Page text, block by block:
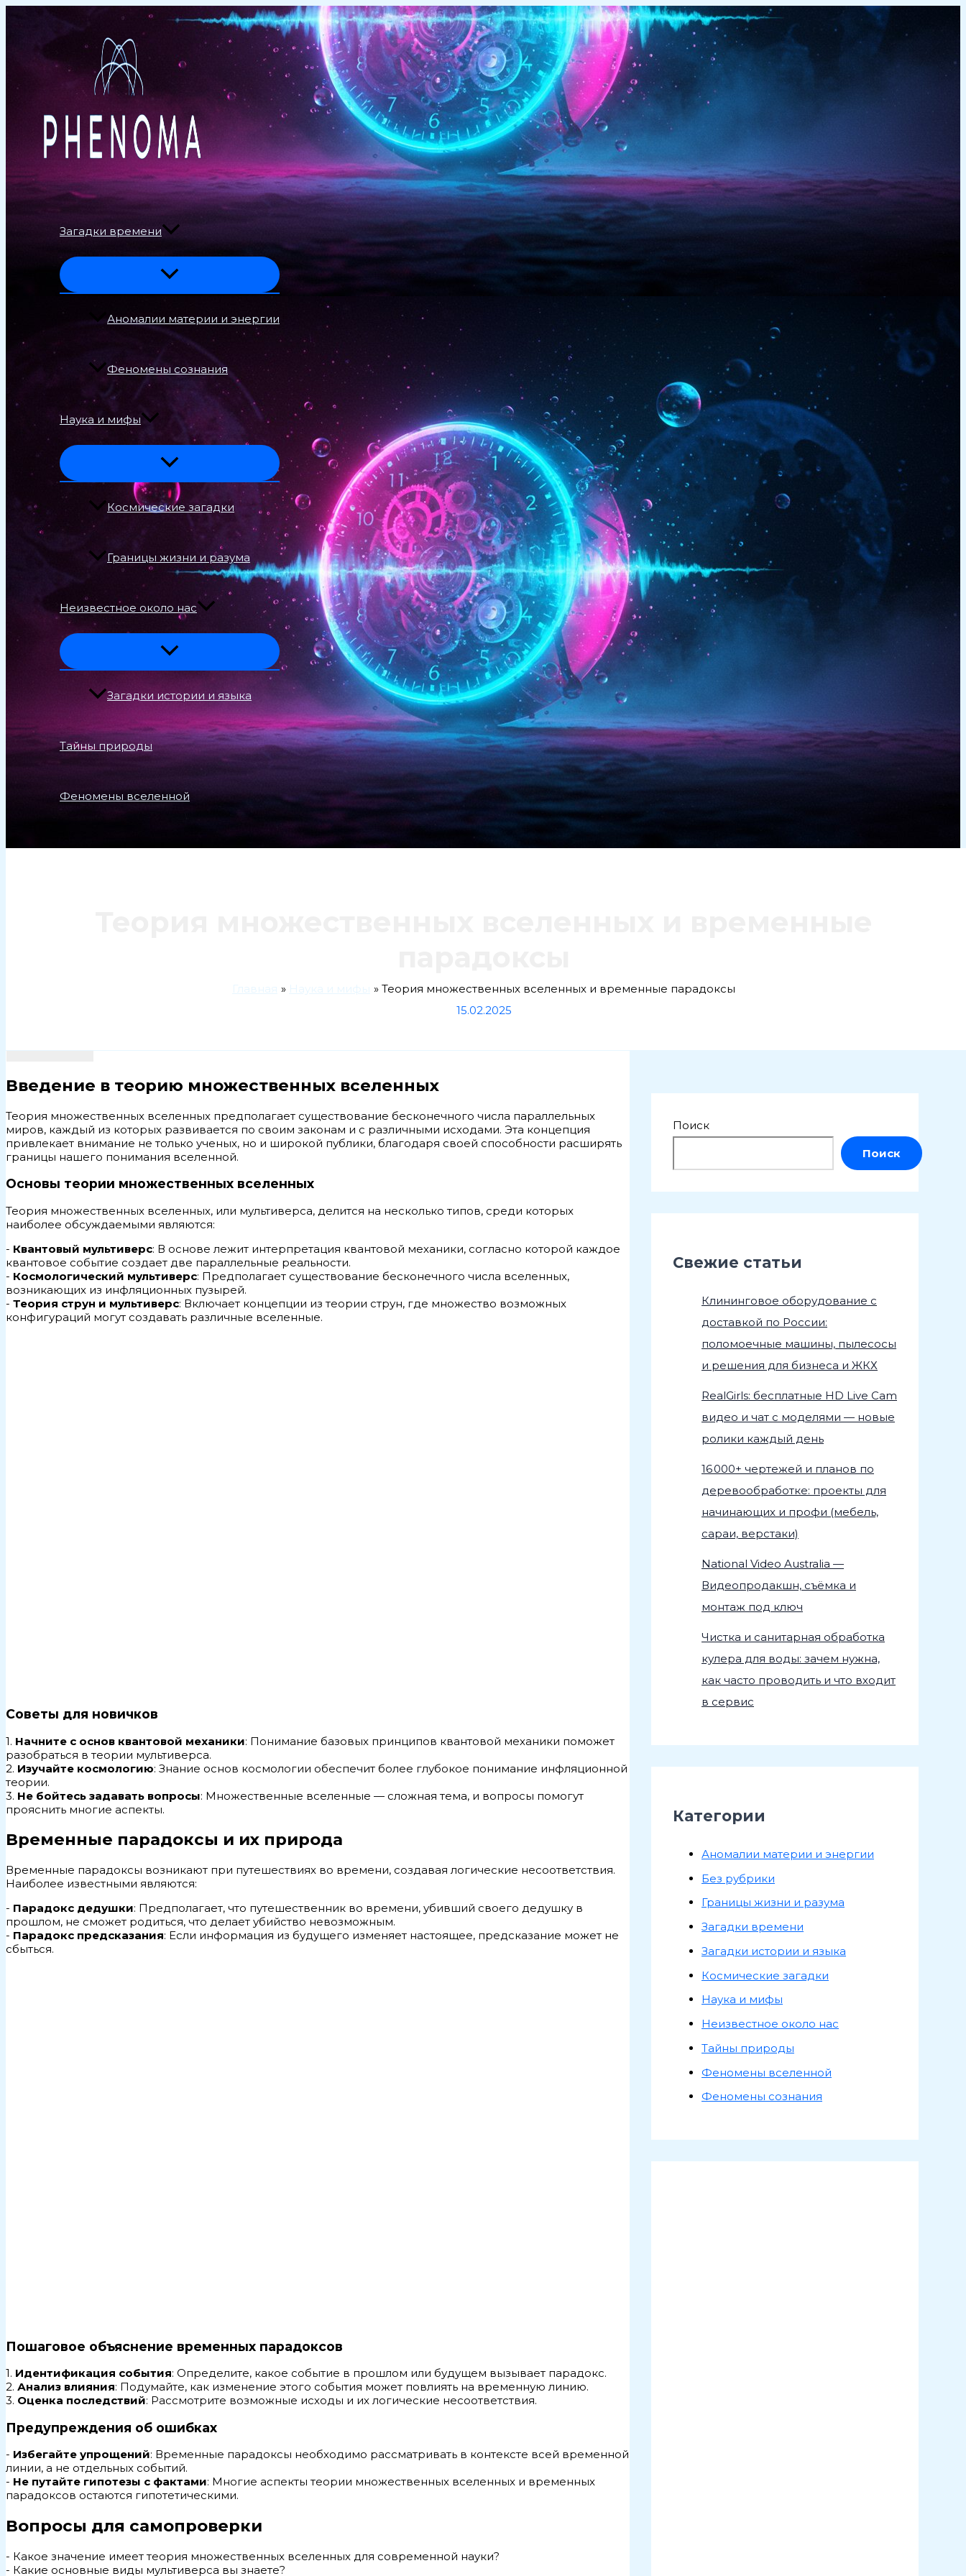
содержимому
Загадки времени
Аномалии материи и энергии
Феномены сознания
Наука и мифы
Космические загадки
Границы жизни и разума
Неизвестное около нас
Загадки истории и языка
Тайны природы
Феномены вселенной
Главная Наука и мифы
Теория множественных вселенных и временные парадоксы
15.02.2025
Введение в теорию множественных вселенных
Теория множественных вселенных предполагает существование бесконечного числа параллельных
миров, каждый из которых развивается по своим законам и с различными исходами. Эта концепция
привлекает внимание не только ученых, но и широкой публики, благодаря своей способности расширять
границы нашего понимания вселенной.
Основы теории множественных вселенных
Теория множественных вселенных, или мультиверса, делится на несколько типов, среди которых
наиболее обсуждаемыми являются:
- Квантовый мультиверс: В основе лежит интерпретация квантовой механики, согласно которой каждое
квантовое событие создает две параллельные реальности.
- Космологический мультиверс: Предполагает существование бесконечного числа вселенных,
возникающих из инфляционных пузырей.
- Теория струн и мультиверс: Включает концепции из теории струн, где множество возможных
конфигураций могут создавать различные вселенные.
Советы для новичков
1. Начните с основ квантовой механики: Понимание базовых принципов квантовой механики поможет
разобраться в теории мультиверса.
2. Изучайте космологию: Знание основ космологии обеспечит более глубокое понимание инфляционной
теории.
3. Не бойтесь задавать вопросы: Множественные вселенные — сложная тема, и вопросы помогут
прояснить многие аспекты.
Временные парадоксы и их природа
Временные парадоксы возникают при путешествиях во времени, создавая логические несоответствия.
Наиболее известными являются:
- Парадокс дедушки: Предполагает, что путешественник во времени, убивший своего дедушку в
прошлом, не сможет родиться, что делает убийство невозможным.
- Парадокс предсказания: Если информация из будущего изменяет настоящее, предсказание может не
сбыться.
Пошаговое объяснение временных парадоксов
1. Идентификация события: Определите, какое событие в прошлом или будущем вызывает парадокс.
2. Анализ влияния: Подумайте, как изменение этого события может повлиять на временную линию.
3. Оценка последствий: Рассмотрите возможные исходы и их логические несоответствия.
Предупреждения об ошибках
- Избегайте упрощений: Временные парадоксы необходимо рассматривать в контексте всей временной
линии, а не отдельных событий.
- Не путайте гипотезы с фактами: Многие аспекты теории множественных вселенных и временных
парадоксов остаются гипотетическими.
Вопросы для самопроверки
- Какое значение имеет теория множественных вселенных для современной науки?
- Какие основные виды мультиверса вы знаете?
Поиск
Поиск
Свежие статьи
Клининговое оборудование с
доставкой по России:
поломоечные машины, пылесосы
и решения для бизнеса и ЖКХ
RealGirls: бесплатные HD Live Cam
видео и чат с моделями — новые
ролики каждый день
16 000+ чертежей и планов по
деревообработке: проекты для
начинающих и профи (мебель,
сараи, верстаки)
National Video Australia —
Видеопродакшн, съёмка и
монтаж под ключ
Чистка и санитарная обработка
кулера для воды: зачем нужна,
как часто проводить и что входит
в сервис
Категории
Аномалии материи и энергии
Без рубрики
Границы жизни и разума
Загадки времени
Загадки истории и языка
Космические загадки
Наука и мифы
Неизвестное около нас
Тайны природы
Феномены вселенной
Феномены сознания